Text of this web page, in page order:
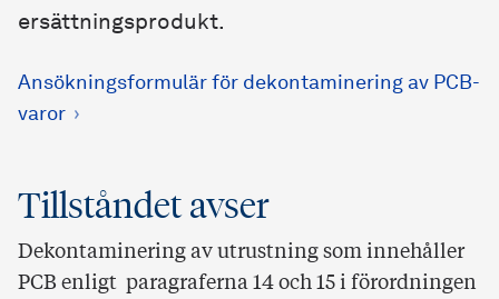
ersättningsprodukt.
Ansökningsformulär för dekontaminering av PCB-
varor
Tillståndet avser
Dekontaminering av utrustning som innehåller
PCB enligt paragraferna 14 och 15 i förordningen